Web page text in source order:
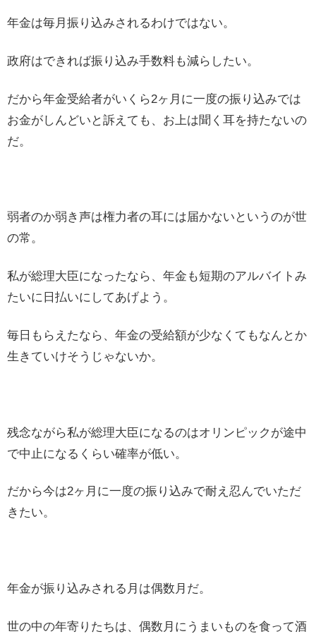
年金は毎月振り込みされるわけではない。
政府はできれば振り込み手数料も減らしたい。
だから年金受給者がいくら2ヶ月に一度の振り込みでは
お金がしんどいと訴えても、お上は聞く耳を持たないの
だ。
弱者のか弱き声は権力者の耳には届かないというのが世
の常。
私が総理大臣になったなら、年金も短期のアルバイトみ
たいに日払いにしてあげよう。
毎日もらえたなら、年金の受給額が少なくてもなんとか
生きていけそうじゃないか。
残念ながら私が総理大臣になるのはオリンピックが途中
で中止になるくらい確率が低い。
だから今は2ヶ月に一度の振り込みで耐え忍んでいただ
きたい。
年金が振り込みされる月は偶数月だ。
世の中の年寄りたちは、偶数月にうまいものを食って酒